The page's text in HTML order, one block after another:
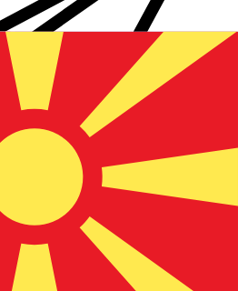
internacionales Xe